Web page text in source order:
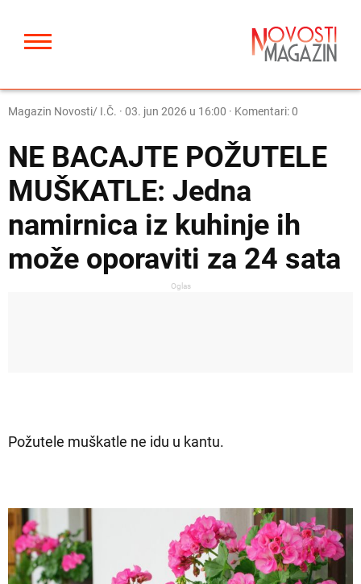
Magazin Novosti/ I.Č. · 03. jun 2026 u 16:00 · Komentari: 0
NE BACAJTE POŽUTELE
MUŠKATLE: Jedna
namirnica iz kuhinje ih
može oporaviti za 24 sata
Oglas
Požutele muškatle ne idu u kantu.